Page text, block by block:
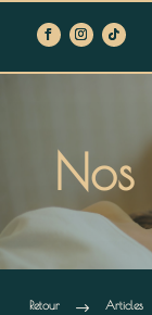
Nos
Retour $ Articles